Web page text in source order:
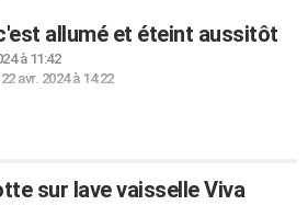
allumé et éteint aussitôt
à 11:42
22 avr. 2024 à 14:22
sur lave vaisselle Viva